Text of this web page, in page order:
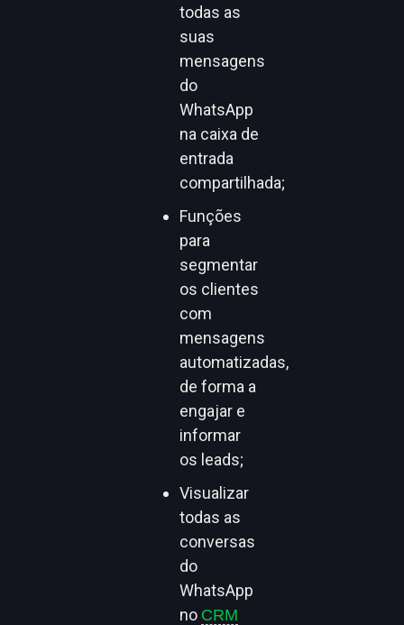
todas as
suas
mensagens
do
WhatsApp
na caixa de
entrada
compartilhada;
Funções
para
segmentar
os clientes
com
mensagens
automatizadas,
de forma a
engajar e
informar
os leads;
Visualizar
todas as
conversas
do
WhatsApp
no CRM